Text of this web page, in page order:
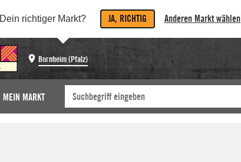
Dein richtiger Markt? JA, RICHTIG Anderen Markt wählen
Bornheim (Pfalz)
MEIN MARKT